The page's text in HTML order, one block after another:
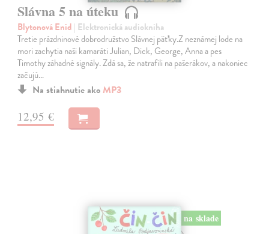
Slávna 5 na úteku
Blytonová Enid | Elektronická audiokniha
Tretie prázdninové dobrodružstvo Slávnej päťky.Z neznámej lode na
mori zachytia naši kamaráti Julian, Dick, George, Anna a pes
Timothy záhadné signály. Zdá sa, že natrafili na pašerákov, a nakoniec
začujú…
Na stiahnutie ako MP3
12,95 €
na sklade